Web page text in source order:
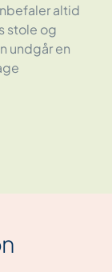
altid
stole og
undgår en